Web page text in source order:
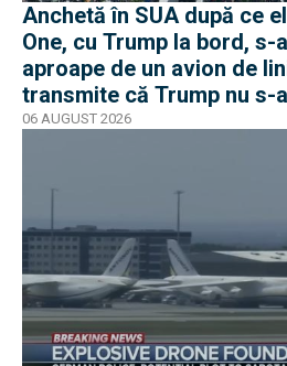
Anchetă în SUA după ce
One, cu Trump la bord, s-
aproape de un avion de
transmite că Trump nu s-
moment în pericol
06 AUGUST 2026